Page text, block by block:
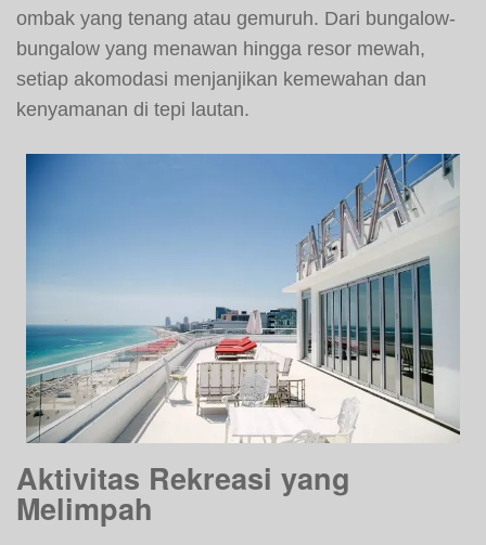
ombak yang tenang atau gemuruh. Dari bungalow-
bungalow yang menawan hingga resor mewah,
setiap akomodasi menjanjikan kemewahan dan
kenyamanan di tepi lautan.
Aktivitas Rekreasi yang
Melimpah